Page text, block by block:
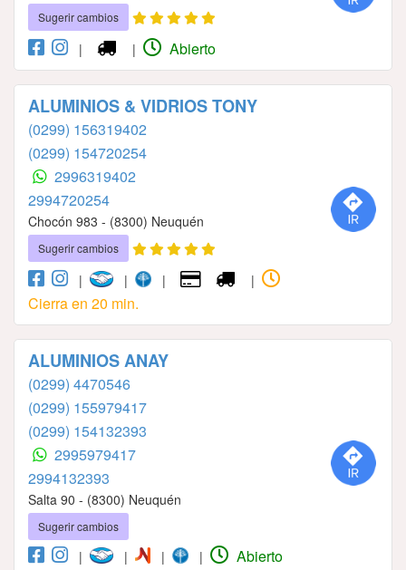
Sugerir cambios
| | Abierto
ALUMINIOS & VIDRIOS TONY
(0299) 156319402
(0299) 154720254
2996319402
2994720254
Chocón 983 - (8300) Neuquén
Sugerir cambios
| | | |
Cierra en 20 min.
ALUMINIOS ANAY
(0299) 4470546
(0299) 155979417
(0299) 154132393
2995979417
2994132393
Salta 90 - (8300) Neuquén
Sugerir cambios
| | | | Abierto